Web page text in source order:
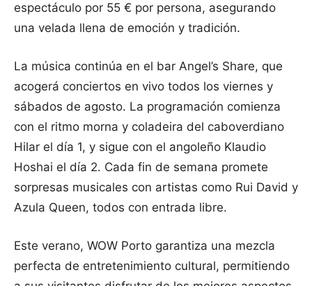
espectáculo por 55 € por persona, asegurando
una velada llena de emoción y tradición.
La música continúa en el bar Angel’s Share, que
acogerá conciertos en vivo todos los viernes y
sábados de agosto. La programación comienza
con el ritmo morna y coladeira del caboverdiano
Hilar el día 1, y sigue con el angoleño Klaudio
Hoshai el día 2. Cada fin de semana promete
sorpresas musicales con artistas como Rui David y
Azula Queen, todos con entrada libre.
Este verano, WOW Porto garantiza una mezcla
perfecta de entretenimiento cultural, permitiendo